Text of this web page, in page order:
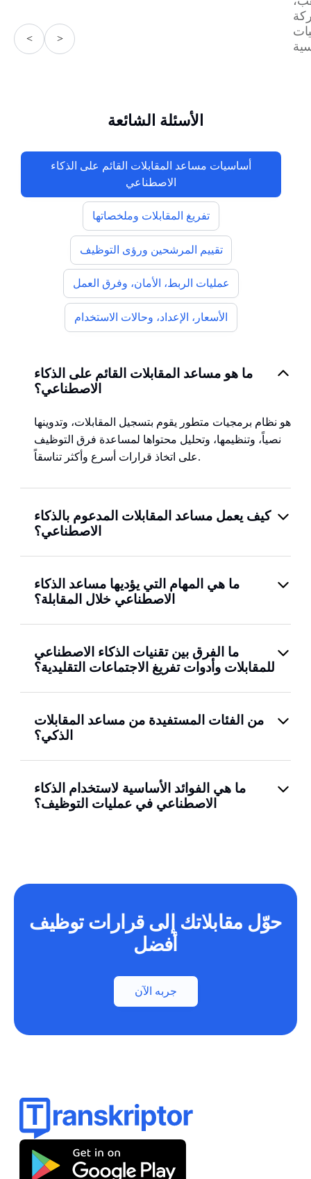
< >
الأسئلة الشائعة
أساسيات مساعد المقابلات القائم على الذكاء
الاصطناعي
تفريغ المقابلات وملخصاتها
تقييم المرشحين ورؤى التوظيف
عمليات الربط، الأمان، وفرق العمل
الأسعار، الإعداد، وحالات الاستخدام
ما هو مساعد المقابلات القائم على الذكاء
الاصطناعي؟
هو نظام برمجيات متطور يقوم بتسجيل المقابلات، وتدوينها
نصياً، وتنظيمها، وتحليل محتواها لمساعدة فرق التوظيف
على اتخاذ قرارات أسرع وأكثر تناسقاً.
كيف يعمل مساعد المقابلات المدعوم بالذكاء
الاصطناعي؟
ما هي المهام التي يؤديها مساعد الذكاء
الاصطناعي خلال المقابلة؟
ما الفرق بين تقنيات الذكاء الاصطناعي
للمقابلات وأدوات تفريغ الاجتماعات التقليدية؟
من الفئات المستفيدة من مساعد المقابلات
الذكي؟
ما هي الفوائد الأساسية لاستخدام الذكاء
الاصطناعي في عمليات التوظيف؟
حوّل مقابلاتك إلى قرارات توظيف
أفضل
جربه الآن